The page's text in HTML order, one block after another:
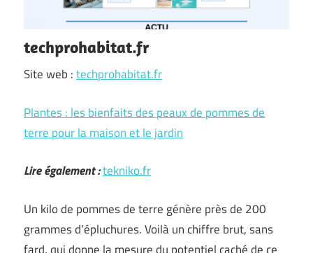
techprohabitat.fr
Site web :techprohabitat.fr
Plantes : les bienfaits des peaux de pommes de
terre pour la maison et le jardin
Lire également :tekniko.fr
Un kilo de pommes de terre génère près de 200
grammes d’épluchures. Voilà un chiffre brut, sans
fard, qui donne la mesure du potentiel caché de ce